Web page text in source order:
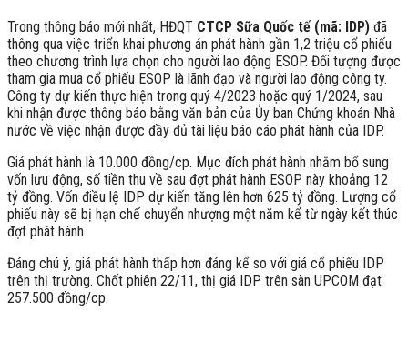
Trong thông báo mới nhất, HĐQT CTCP Sữa Quốc tế (mã: IDP) đã
thông qua việc triển khai phương án phát hành gần 1,2 triệu cổ phiếu
theo chương trình lựa chọn cho người lao động ESOP. Đối tượng được
tham gia mua cổ phiếu ESOP là lãnh đạo và người lao động công ty.
Công ty dự kiến thực hiện trong quý 4/2023 hoặc quý 1/2024, sau
khi nhận được thông báo bằng văn bản của Ủy ban Chứng khoán Nhà
nước về việc nhận được đầy đủ tài liệu báo cáo phát hành của IDP.
Giá phát hành là 10.000 đồng/cp. Mục đích phát hành nhằm bổ sung
vốn lưu động, số tiền thu về sau đợt phát hành ESOP này khoảng 12
tỷ đồng. Vốn điều lệ IDP dự kiến tăng lên hơn 625 tỷ đồng. Lượng cổ
phiếu này sẽ bị hạn chế chuyển nhượng một năm kể từ ngày kết thúc
đợt phát hành.
Đáng chú ý, giá phát hành thấp hơn đáng kể so với giá cổ phiếu IDP
trên thị trường. Chốt phiên 22/11, thị giá IDP trên sàn UPCOM đạt
257.500 đồng/cp.